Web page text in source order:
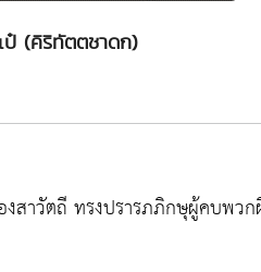
ป๋ (คิริทัตตชาดก)
สาวัตถี ทรงปรารภภิกษุผู้คบพว